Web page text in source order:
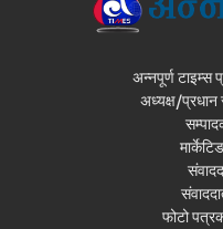
अन्नपूर्ण टाइम्स
अध्यक्ष/प्रधान
फोटो